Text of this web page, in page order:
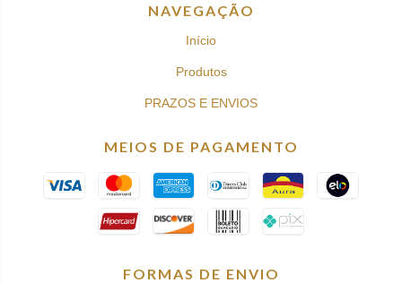
NAVEGAÇÃO
Início
Produtos
PRAZOS E ENVIOS
MEIOS DE PAGAMENTO
FORMAS DE ENVIO